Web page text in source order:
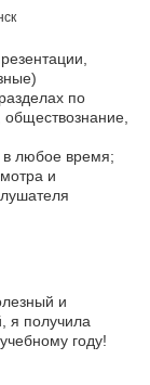
по
в любое время;
и
и
я получила
году!